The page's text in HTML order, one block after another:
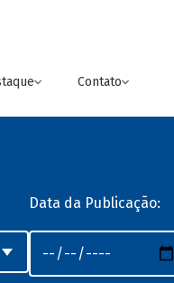
Contato
Data da Publicação: